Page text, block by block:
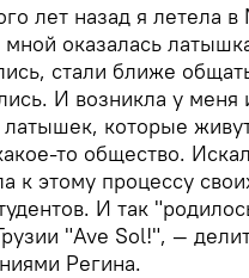
лет назад я летела в
оказалась
стали ближе
И возникла у меня
которые
то общество.
к этому процессу
И так
"Ave Sol!", —
Регина.